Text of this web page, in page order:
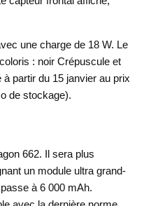
une charge de 18 W. Le
: noir Crépuscule et
partir du 15 janvier au prix
de stockage).
662. Il sera plus
un module ultra grand-
à 6 000 mAh.